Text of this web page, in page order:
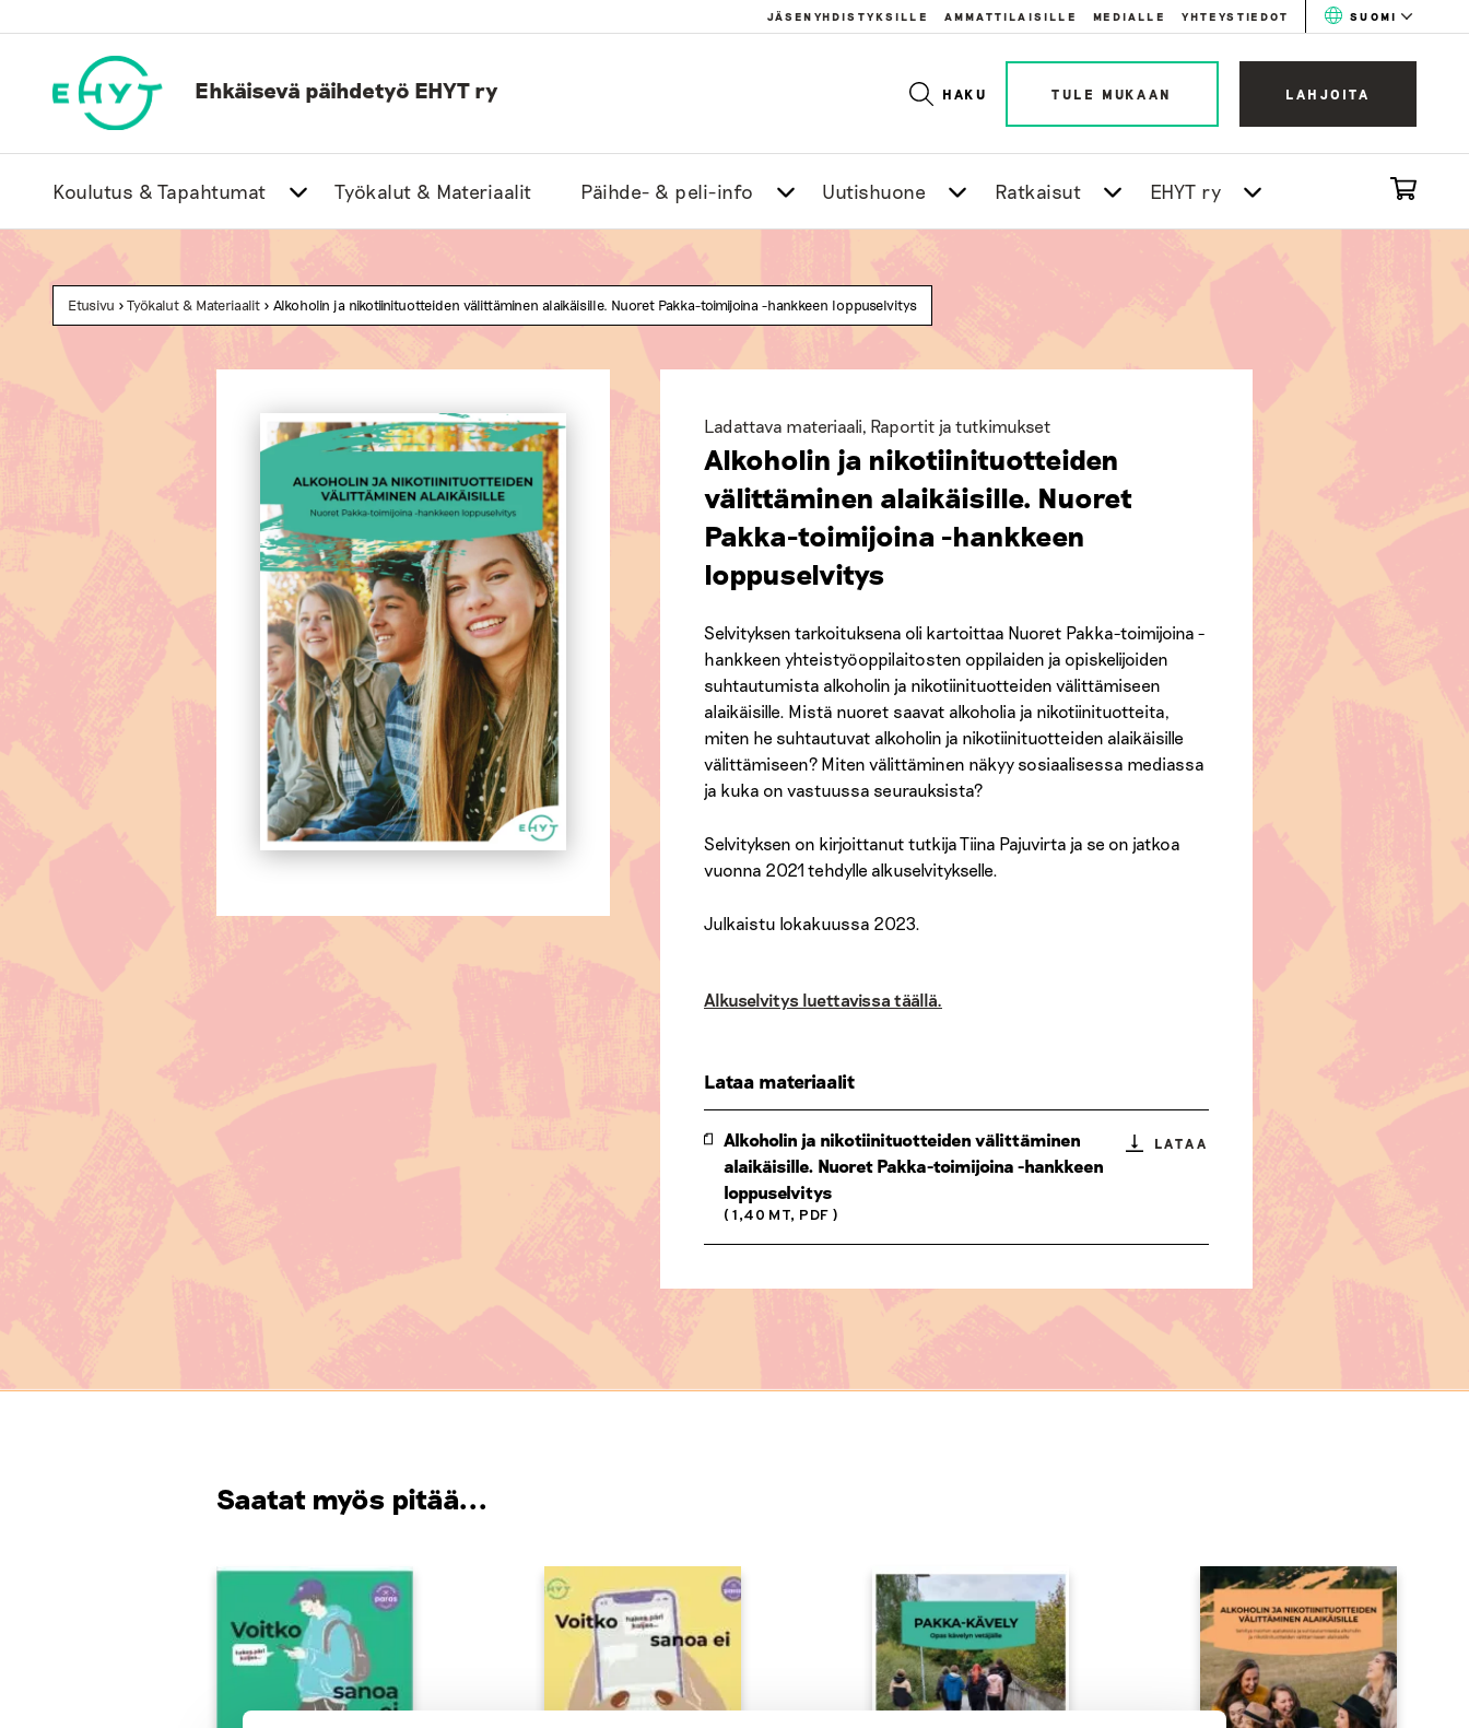
to
JÄSENYHDISTYKSILLE AMMATTILAISILLE MEDIALLE YHTEYSTIEDOT SUOMI
Ehkäisevä päihdetyö EHYT ry HAKU TULE MUKAAN LAHJOITA
Koulutus & Tapahtumat Työkalut & Materiaalit Päihde- & peli-info Uutishuone Ratkaisut EHYT ry
Etusivu >Työkalut & Materiaalit > Alkoholin ja nikotiinituotteiden välittäminen alaikäisille. Nuoret Pakka-toimijoina -hankkeen loppuselvitys
Ladattava materiaali, Raportit ja tutkimukset
Alkoholin ja nikotiinituotteiden
välittäminen alaikäisille. Nuoret
Pakka-toimijoina -hankkeen
loppuselvitys
Selvityksen tarkoituksena oli kartoittaa Nuoret Pakka-toimijoina -
hankkeen yhteistyöoppilaitosten oppilaiden ja opiskelijoiden
suhtautumista alkoholin ja nikotiinituotteiden välittämiseen
alaikäisille. Mistä nuoret saavat alkoholia ja nikotiinituotteita,
miten he suhtautuvat alkoholin ja nikotiinituotteiden alaikäisille
välittämiseen? Miten välittäminen näkyy sosiaalisessa mediassa
ja kuka on vastuussa seurauksista?
Selvityksen on kirjoittanut tutkija Tiina Pajuvirta ja se on jatkoa
vuonna 2021 tehdylle alkuselvitykselle.
Julkaistu lokakuussa 2023.
Alkuselvitys luettavissa täällä.
Lataa materiaalit
Alkoholin ja nikotiinituotteiden välittäminen
alaikäisille. Nuoret Pakka-toimijoina -hankkeen
loppuselvitys
( 1,40 MT, PDF )
LATAA
Saatat myös pitää...